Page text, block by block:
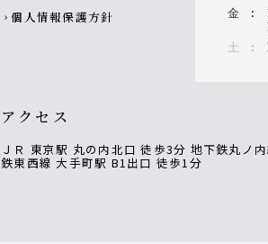
chevron_right 個人情報保護方針
金
:
土
:
アクセス
ＪＲ 東京駅 丸の内北口 徒歩3分 地下鉄丸ノ
鉄東西線 大手町駅 B1出口 徒歩1分